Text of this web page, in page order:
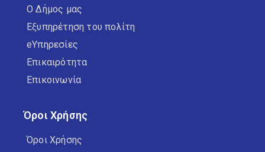
Ο Δήμος μας
Εξυπηρέτηση του πολίτη
eΥπηρεσίες
Επικαιρότητα
Επικοινωνία
Όροι Χρήσης
Όροι Χρήσης